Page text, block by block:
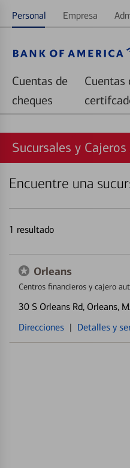
Personal Empresa
Cuentas de
cheques
Cuentas
Sucursales y
Encuentre una
1 resultado
Orleans
Centros financieros y cajero
30 S Orleans Rd, Orleans,
Direcciones | Detalles y